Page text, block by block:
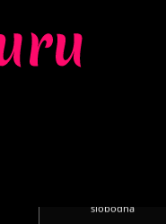
LILIANA /